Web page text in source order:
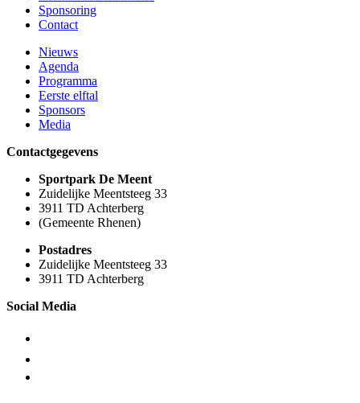
Sponsoring
Contact
Nieuws
Agenda
Programma
Eerste elftal
Sponsors
Media
Contactgegevens
Sportpark De Meent
Zuidelijke Meentsteeg 33
3911 TD Achterberg
(Gemeente Rhenen)
Postadres
Zuidelijke Meentsteeg 33
3911 TD Achterberg
Social Media